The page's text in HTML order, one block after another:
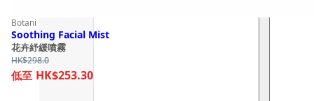
Botani
Soothing Facial Mist
花卉紓緩噴霧
HK$298.0
HK$253.30